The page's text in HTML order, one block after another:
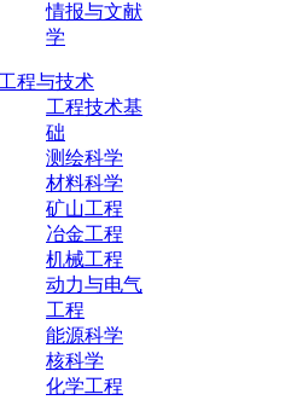
情报与文献
学
程与技术
工程技术基
础
测绘科学
材料科学
矿山工程
冶金工程
机械工程
动力与电气
工程
能源科学
核科学
化学工程